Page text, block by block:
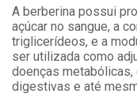
A berberina possui
açúcar no sangue, a
triglicerídeos, e a
ser utilizada como
doenças metabólicas,
digestivas e até